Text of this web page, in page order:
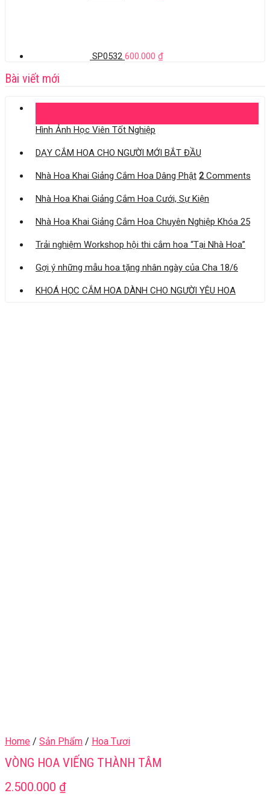
SP0532 600.000 ₫
Bài viết mới
Hình Ảnh Học Viên Tốt Nghiệp
DẠY CẮM HOA CHO NGƯỜI MỚI BẮT ĐẦU
Nhà Hoa Khai Giảng Cắm Hoa Dâng Phật 2Comments
Nhà Hoa Khai Giảng Cắm Hoa Cưới, Sự Kiện
Nhà Hoa Khai Giảng Cắm Hoa Chuyên Nghiệp Khóa 25
Trải nghiệm Workshop hội thi cắm hoa “Tại Nhà Hoa”
Gợi ý những mẫu hoa tặng nhân ngày của Cha 18/6
KHOÁ HỌC CẮM HOA DÀNH CHO NGƯỜI YÊU HOA
Home / Sản Phẩm / Hoa Tươi
VÒNG HOA VIẾNG THÀNH TÂM
2.500.000 ₫